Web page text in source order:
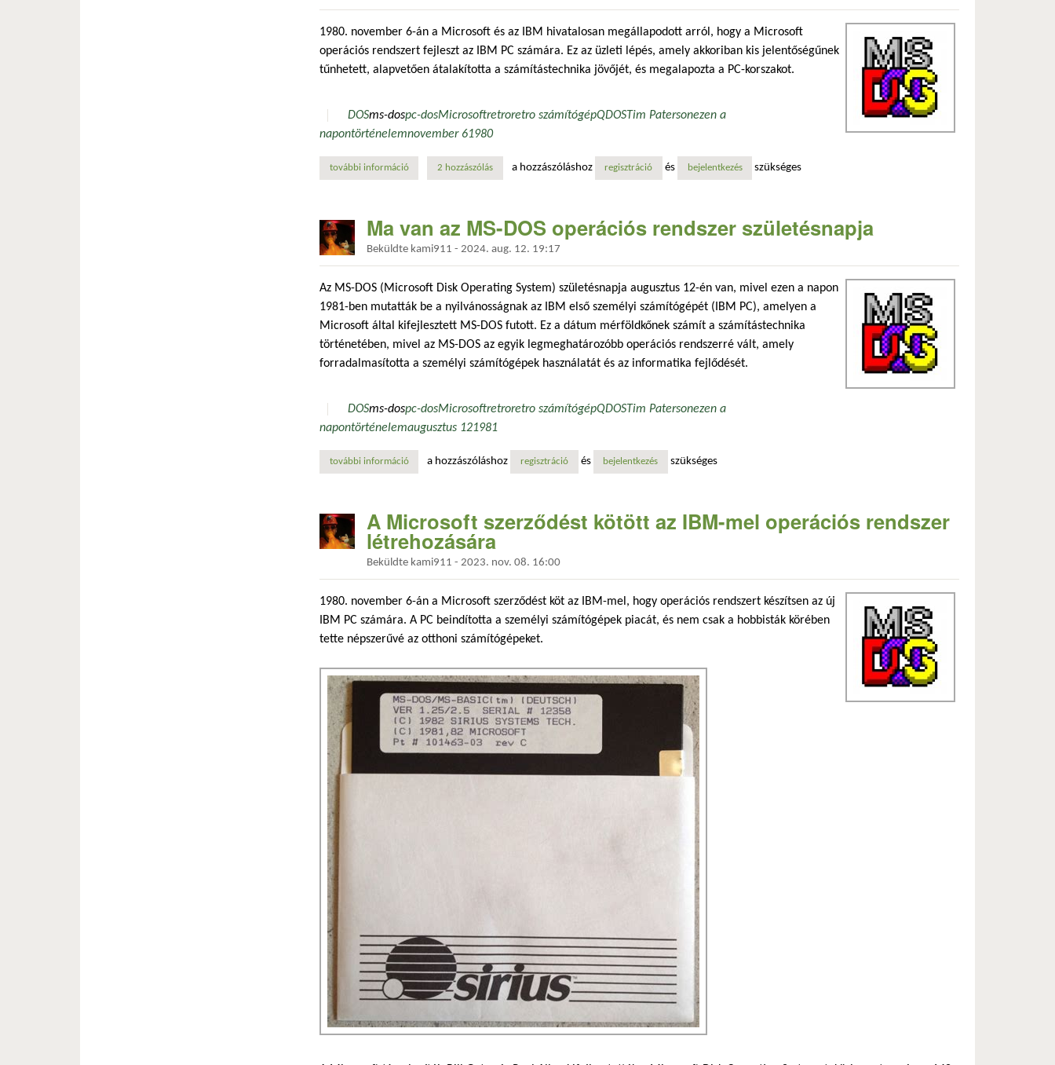
1980. november 6-án a Microsoft és az IBM hivatalosan megállapodott arról, hogy a Microsoft
operációs rendszert fejleszt az IBM PC számára. Ez az üzleti lépés, amely akkoriban kis jelentőségűnek
tűnhetett, alapvetően átalakította a számítástechnika jövőjét, és megalapozta a PC-korszakot.
DOSms-dospc-dosMicrosoftretroretro számítógépQDOSTim Patersonezen a
napontörténelemnovember 61980
további információa microsoft és ibm szerződésének jelentősége a pc-iparág történetében tartalommal kapcsolatosan
2 hozzászólás a hozzászóláshoz regisztráció és bejelentkezés szükséges
Ma van az MS-DOS operációs rendszer születésnapja
Beküldte kami911 - 2024. aug. 12. 19:17
Az MS-DOS (Microsoft Disk Operating System) születésnapja augusztus 12-én van, mivel ezen a napon
1981-ben mutatták be a nyilvánosságnak az IBM első személyi számítógépét (IBM PC), amelyen a
Microsoft által kifejlesztett MS-DOS futott. Ez a dátum mérföldkőnek számít a számítástechnika
történetében, mivel az MS-DOS az egyik legmeghatározóbb operációs rendszerré vált, amely
forradalmasította a személyi számítógépek használatát és az informatika fejlődését.
DOSms-dospc-dosMicrosoftretroretro számítógépQDOSTim Patersonezen a
napontörténelemaugusztus 121981
további információma van az ms-dos operációs rendszer születésnapja tartalommal kapcsolatosan
a hozzászóláshoz regisztráció és bejelentkezés szükséges
A Microsoft szerződést kötött az IBM-mel operációs rendszer
létrehozására
Beküldte kami911 - 2023. nov. 08. 16:00
1980. november 6-án a Microsoft szerződést köt az IBM-mel, hogy operációs rendszert készítsen az új
IBM PC számára. A PC beindította a személyi számítógépek piacát, és nem csak a hobbisták körében
tette népszerűvé az otthoni számítógépeket.